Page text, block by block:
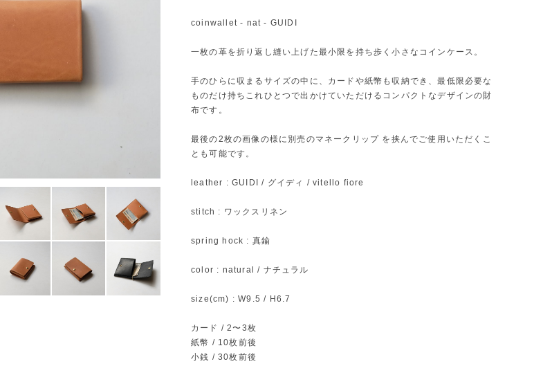
coinwallet - nat - GUIDI
一枚の革を折り返し縫い上げた最小限を持ち歩く小さなコインケース。
手のひらに収まるサイズの中に、カードや紙幣も収納でき、最低限必要な
ものだけ持ちこれひとつで出かけていただけるコンパクトなデザインの財
布です。
最後の2枚の画像の様に別売のマネークリップ を挟んでご使用いただくこ
とも可能です。
leather : GUIDI / グイディ / vitello fiore
stitch : ワックスリネン
spring hock : 真鍮
color : natural / ナチュラル
size(cm) : W9.5 / H6.7
カード / 2〜3枚
紙幣 / 10枚前後
小銭 / 30枚前後